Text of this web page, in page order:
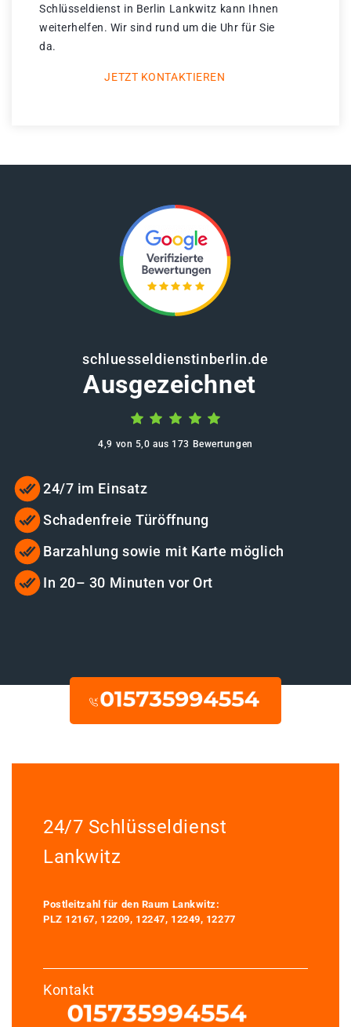
Schlüsseldienst in Berlin Lankwitz kann Ihnen
weiterhelfen. Wir sind rund um die Uhr für Sie
da.
JETZT KONTAKTIEREN
schluesseldienstinberlin.de
Ausgezeichnet
4,9 von 5,0 aus 173 Bewertungen
24/7 im Einsatz
Schadenfreie Türöffnung
Barzahlung sowie mit Karte möglich
In 20– 30 Minuten vor Ort
24/7 Schlüsseldienst
Lankwitz
Postleitzahl für den Raum Lankwitz:
PLZ 12167, 12209, 12247, 12249, 12277
Kontakt